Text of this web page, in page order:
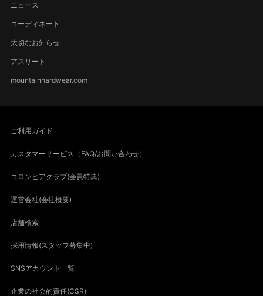
ニュース
コーディネート
大切なお知らせ
アスリート
mountainhardwear.com
ご利用ガイド
カスタマーサービス（FAQ/お問い合わせ）
コロンビアクラブ(会員特典)
運営会社(会社概要)
店舗検索
採用情報(スタッフ募集中)
SNSアカウント一覧
企業の社会的責任(CSR)